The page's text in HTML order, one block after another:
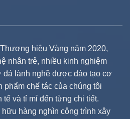
hiệu Vàng năm 2020,
nhân trẻ, nhiều kinh nghiệm
đá lành nghề được đào tạo cơ
phẩm chế tác của chúng tôi
tế và tỉ mỉ đến từng chi tiết.
hàng nghìn công trình xây